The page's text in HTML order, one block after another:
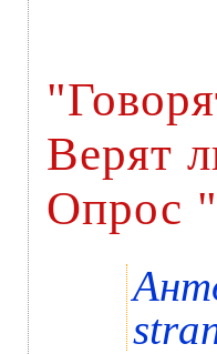
Верят
Опрос